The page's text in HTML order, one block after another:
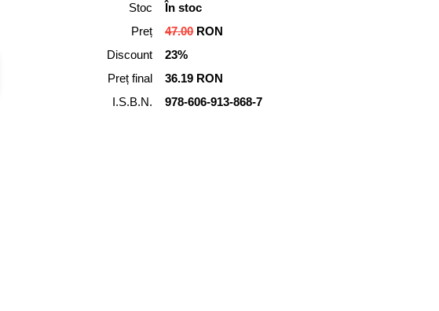
Stoc
În stoc
Preț
47.00RON
Discount
23%
Preț final
36.19 RON
I.S.B.N.
978-606-913-868-7